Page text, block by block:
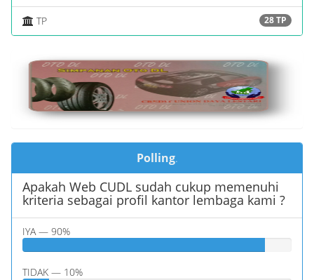
28 TP
TP
Polling.
Apakah Web CUDL sudah cukup memenuhi
kriteria sebagai profil kantor lembaga kami ?
IYA — 90%
TIDAK — 10%